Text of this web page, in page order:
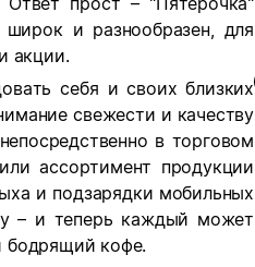
и разнообразен, для
акции.
себя и своих близких
свежести и качеству
в торговом
ассортимент продукции
и подзарядки мобильных
– и теперь каждый может
бодрящий кофе.